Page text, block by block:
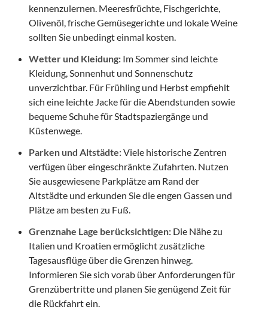
kennenzulernen. Meeresfrüchte, Fischgerichte,
Olivenöl, frische Gemüsegerichte und lokale Weine
sollten Sie unbedingt einmal kosten.
Wetter und Kleidung: Im Sommer sind leichte
Kleidung, Sonnenhut und Sonnenschutz
unverzichtbar. Für Frühling und Herbst empfiehlt
sich eine leichte Jacke für die Abendstunden sowie
bequeme Schuhe für Stadtspaziergänge und
Küstenwege.
Parken und Altstädte:Viele historische Zentren
verfügen über eingeschränkte Zufahrten. Nutzen
Sie ausgewiesene Parkplätze am Rand der
Altstädte und erkunden Sie die engen Gassen und
Plätze am besten zu Fuß.
Grenznahe Lage berücksichtigen: Die Nähe zu
Italien und Kroatien ermöglicht zusätzliche
Tagesausflüge über die Grenzen hinweg.
Informieren Sie sich vorab über Anforderungen für
Grenzübertritte und planen Sie genügend Zeit für
die Rückfahrt ein.